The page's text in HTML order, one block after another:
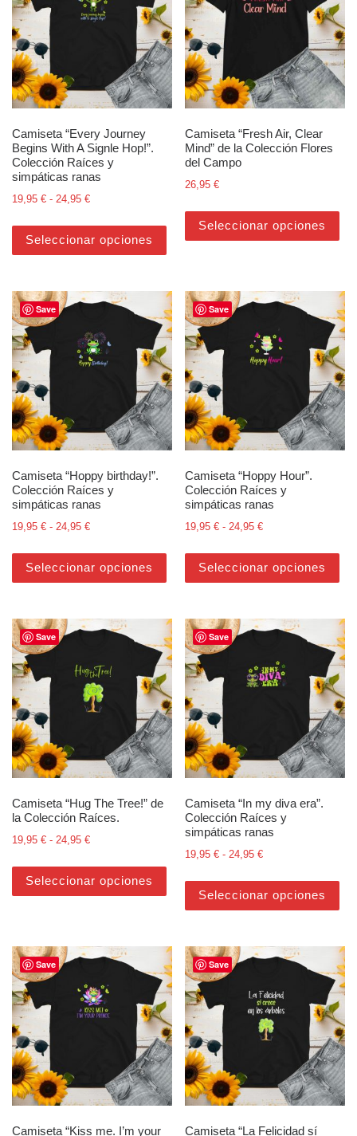
Camiseta “Every Journey
Begins With A Signle Hop!”.
Colección Raíces y
simpáticas ranas
19,95 € - 24,95 €Rango de precios: desde 19,95 € hasta 24,95 €
Seleccionar opciones
Este producto tiene múltiples
Camiseta “Fresh Air, Clear
Mind” de la Colección Flores
del Campo
26,95€
Seleccionar opciones
Save
Camiseta “Hoppy birthday!”.
Colección Raíces y
simpáticas ranas
19,95 € - 24,95 €Rango de precios: desde 19,95 € hasta 24,95 €
Seleccionar opciones
Save
Camiseta “Hoppy Hour”.
Colección Raíces y
simpáticas ranas
19,95€ - 24,95€Rango de precios:
Seleccionar opciones
Save
Camiseta “Hug The Tree!” de
la Colección Raíces.
19,95 € - 24,95 €Rango de precios: desde 19,95 € hasta 24,95 €
Seleccionar opciones
Este producto tiene múltiples
Save
Camiseta “In my diva era”.
Colección Raíces y
simpáticas ranas
19,95€ - 24,95€Rango de precios:
Seleccionar opciones
Save
Camiseta “Kiss me. I’m your
Save
Camiseta “La Felicidad sí